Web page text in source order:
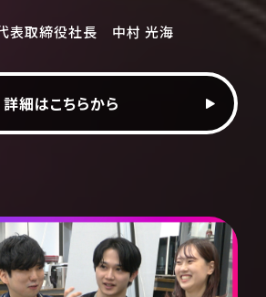
表取締役社長 中村 光海
詳細はこちらから